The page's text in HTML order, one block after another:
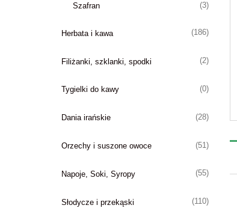
Szafran (3)
Herbata i kawa (186)
Filiżanki, szklanki, spodki (2)
Tygielki do kawy (0)
Dania irańskie (28)
Orzechy i suszone owoce (51)
Napoje, Soki, Syropy (55)
Słodycze i przekąski (110)